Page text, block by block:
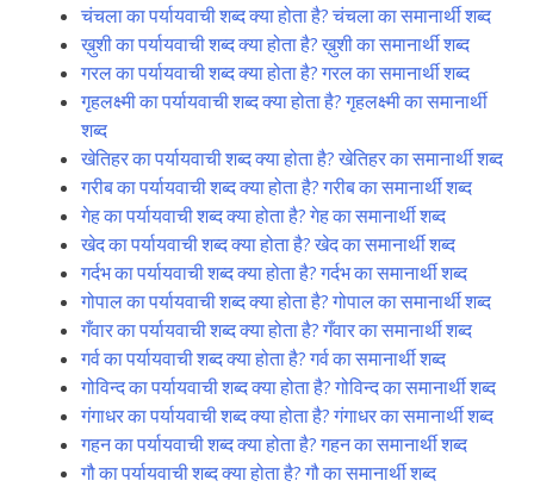
चंचला का पर्यायवाची शब्द क्या होता है? चंचला का समानार्थी शब्द
ख़ुशी का पर्यायवाची शब्द क्या होता है? ख़ुशी का समानार्थी शब्द
गरल का पर्यायवाची शब्द क्या होता है? गरल का समानार्थी शब्द
गृहलक्ष्मी का पर्यायवाची शब्द क्या होता है? गृहलक्ष्मी का समानार्थी
शब्द
खेतिहर का पर्यायवाची शब्द क्या होता है? खेतिहर का समानार्थी शब्द
गरीब का पर्यायवाची शब्द क्या होता है? गरीब का समानार्थी शब्द
गेह का पर्यायवाची शब्द क्या होता है? गेह का समानार्थी शब्द
खेद का पर्यायवाची शब्द क्या होता है? खेद का समानार्थी शब्द
गर्दभ का पर्यायवाची शब्द क्या होता है? गर्दभ का समानार्थी शब्द
गोपाल का पर्यायवाची शब्द क्या होता है? गोपाल का समानार्थी शब्द
गँवार का पर्यायवाची शब्द क्या होता है? गँवार का समानार्थी शब्द
गर्व का पर्यायवाची शब्द क्या होता है? गर्व का समानार्थी शब्द
गोविन्द का पर्यायवाची शब्द क्या होता है? गोविन्द का समानार्थी शब्द
गंगाधर का पर्यायवाची शब्द क्या होता है? गंगाधर का समानार्थी शब्द
गहन का पर्यायवाची शब्द क्या होता है? गहन का समानार्थी शब्द
गौ का पर्यायवाची शब्द क्या होता है? गौ का समानार्थी शब्द